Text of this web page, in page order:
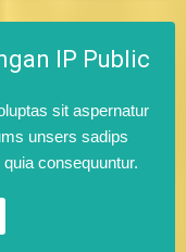
IP Public
sit aspernatur
unsers sadips
consequuntur.